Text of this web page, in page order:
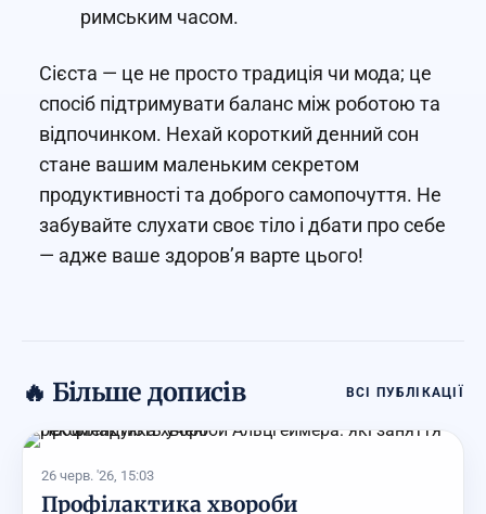
римським часом.
Сієста — це не просто традиція чи мода; це
спосіб підтримувати баланс між роботою та
відпочинком. Нехай короткий денний сон
стане вашим маленьким секретом
продуктивності та доброго самопочуття. Не
забувайте слухати своє тіло і дбати про себе
— адже ваше здоров’я варте цього!
🔥 Більше дописів ВСІ ПУБЛІКАЦІЇ
26 черв. '26, 15:03
Профілактика хвороби